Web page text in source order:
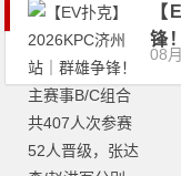
锋
晋
08